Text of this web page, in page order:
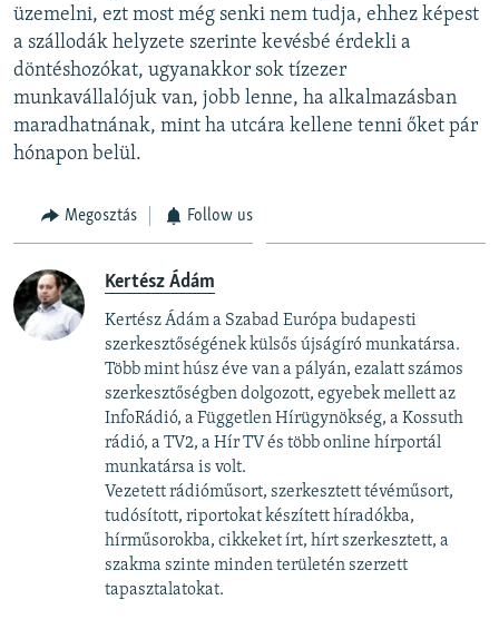
üzemelni, ezt most még senki nem tudja, ehhez képest
a szállodák helyzete szerinte kevésbé érdekli a
döntéshozókat, ugyanakkor sok tízezer
munkavállalójuk van, jobb lenne, ha alkalmazásban
maradhatnának, mint ha utcára kellene tenni őket pár
hónapon belül.
Megosztás Follow us
Kertész Ádám
Kertész Ádám a Szabad Európa budapesti
szerkesztőségének külsős újságíró munkatársa.
Több mint húsz éve van a pályán, ezalatt számos
szerkesztőségben dolgozott, egyebek mellett az
InfoRádió, a Független Hírügynökség, a Kossuth
rádió, a TV2, a Hír TV és több online hírportál
munkatársa is volt.
Vezetett rádióműsort, szerkesztett tévéműsort,
tudósított, riportokat készített híradókba,
hírműsorokba, cikkeket írt, hírt szerkesztett, a
szakma szinte minden területén szerzett
tapasztalatokat.